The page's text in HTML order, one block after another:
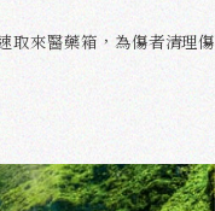
取來醫藥箱，為傷者清理傷